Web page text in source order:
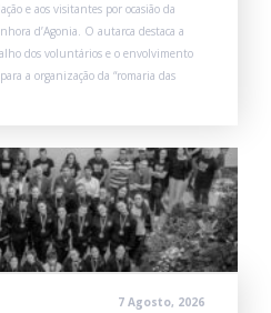
e aos visitantes por ocasião da
d’Agonia. O autarca destaca a
dos voluntários e o envolvimento
a organização da “romaria das
7 Agosto, 2026